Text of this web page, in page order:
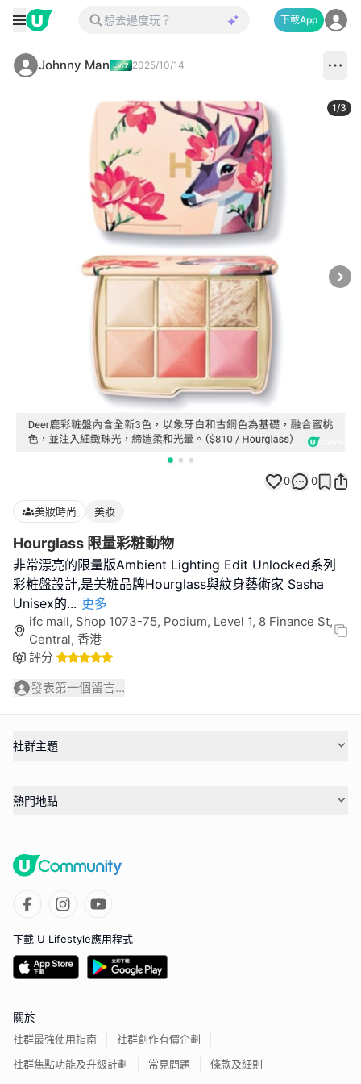
下載App
Johnny Man 2025/10/14
1/3
0 0
美妝時尚 美妝
Hourglass 限量彩粧動物
非常漂亮的限量版Ambient Lighting Edit Unlocked系列
彩粧盤設計,是美粧品牌Hourglass與紋身藝術家 Sasha
Unisex的... 更多
ifc mall, Shop 1073-75, Podium, Level 1, 8 Finance St,
Central, 香港
評分
發表第一個留言...
社群主題
熱門地點
下載 U Lifestyle應用程式
關於
社群最強使用指南
社群創作有價企劃
社群焦點功能及升級計劃
常見問題 條款及細則